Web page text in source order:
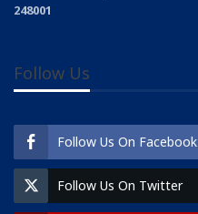
248001
Follow Us
Follow Us On Facebook
Follow Us On Twitter